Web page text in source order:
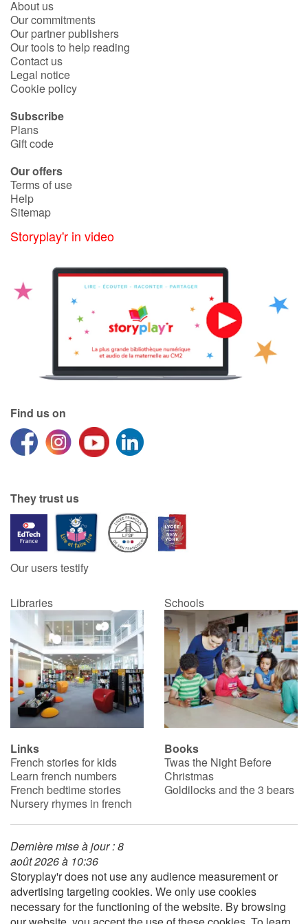
Documentaries
With the family
At school
Festivals and events
Love and friendship
Social issues
Emotions and feelings
Formats and illustrations
Catalogue anglais
Help
Family
Schools
Libraries
Videos & Tutorials
Blog
Learn french with Storyplay'r
French book lists for children
Reading for children
Activities and workshops
Dyslexia and reading disorders
About us
Our commitments
Our partner publishers
Our tools to help reading
Contact us
Legal notice
Cookie policy
Subscribe
Plans
Gift code
Our offers
Terms of use
Help
Sitemap
Storyplay'r in video
Find us on
They trust us
Our users testify
Libraries Schools
Links
French stories for kids
Learn french numbers
French bedtime stories
Nursery rhymes in french
Books
Twas the Night Before
Christmas
Goldilocks and the 3 bears
Dernière mise à jour : 8
août 2026 à 10:36
Storyplay'r does not use any audience measurement or
advertising targeting cookies. We only use cookies
necessary for the functioning of the website. By browsing